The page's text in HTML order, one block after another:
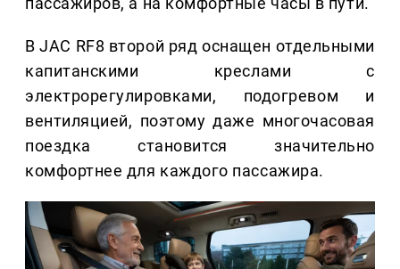
В JAC RF8 второй ряд оснащен отдельными
капитанскими креслами с
электрорегулировками, подогревом и
вентиляцией, поэтому даже многочасовая
поездка становится значительно
комфортнее для каждого пассажира.